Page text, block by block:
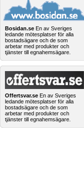
Bosidan.se En av Sveriges
ledande mötesplatser för alla
bostadsägare och de som
arbetar med produkter och
tjänster till egnahemsägare.
Offertsvar.se En av Sveriges
ledande mötesplatser för alla
bostadsägare och de som
arbetar med produkter och
tjänster till egnahemsägare.